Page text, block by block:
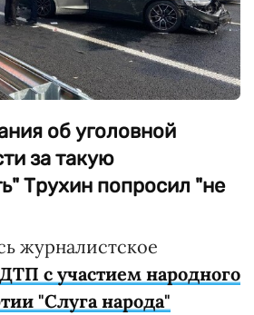
об уголовной
за такую
Трухин попросил "не
журналистское
ДТП с участием народного
"Слуга народа"